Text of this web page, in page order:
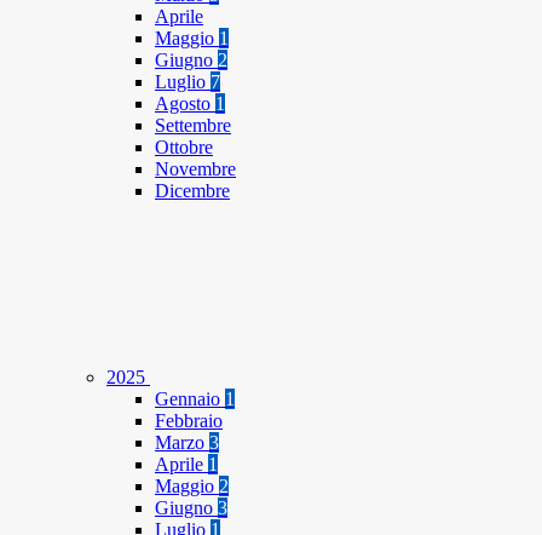
Aprile
Maggio 1
Giugno 2
Luglio 7
Agosto 1
Settembre
Ottobre
Novembre
Dicembre
2025
Gennaio 1
Febbraio
Marzo 3
Aprile 1
Maggio 2
Giugno 3
Luglio 1